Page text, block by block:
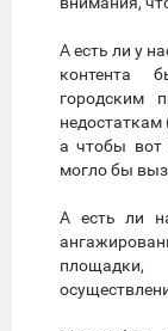
А есть ли у
контента
городским
а чтобы вот
могло бы
А есть ли